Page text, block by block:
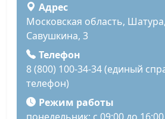
Адрес
Московская область,
Савушкина, 3
Телефон
8 (800) 100-34-34 (единый
телефон)
Режим работы